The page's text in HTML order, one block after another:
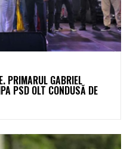
PRIMARUL GABRIEL
PSD OLT CONDUSĂ DE